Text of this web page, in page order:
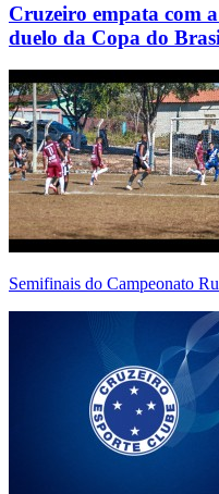
Cruzeiro empata com
duelo da Copa do
Semifinais do Campeonato